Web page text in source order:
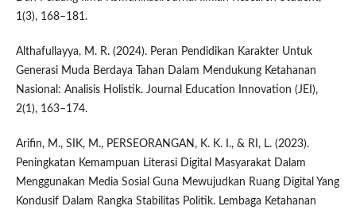
1(3), 168–181.
Althafullayya, M. R. (2024). Peran Pendidikan Karakter Untuk
Generasi Muda Berdaya Tahan Dalam Mendukung Ketahanan
Nasional: Analisis Holistik. Journal Education Innovation (JEI),
2(1), 163–174.
Arifin, M., SIK, M., PERSEORANGAN, K. K. I., & RI, L. (2023).
Peningkatan Kemampuan Literasi Digital Masyarakat Dalam
Menggunakan Media Sosial Guna Mewujudkan Ruang Digital Yang
Kondusif Dalam Rangka Stabilitas Politik. Lembaga Ketahanan